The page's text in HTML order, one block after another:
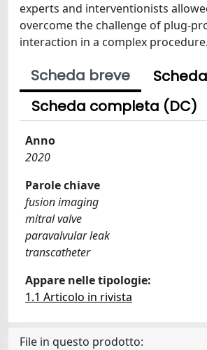
experts and interventionists
overcome the challenge of plug-
interaction in a complex procedure.
Scheda breve
Scheda completa (DC)
Anno
2020
Parole chiave
fusion imaging
mitral valve
paravalvular leak
transcatheter
Appare nelle tipologie:
1.1 Articolo in rivista
File in questo prodotto: